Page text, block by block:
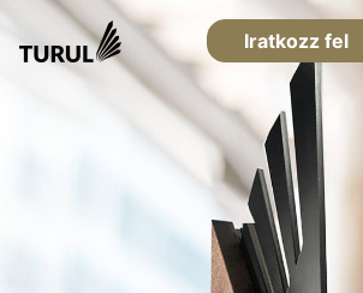
Iratkozz fel